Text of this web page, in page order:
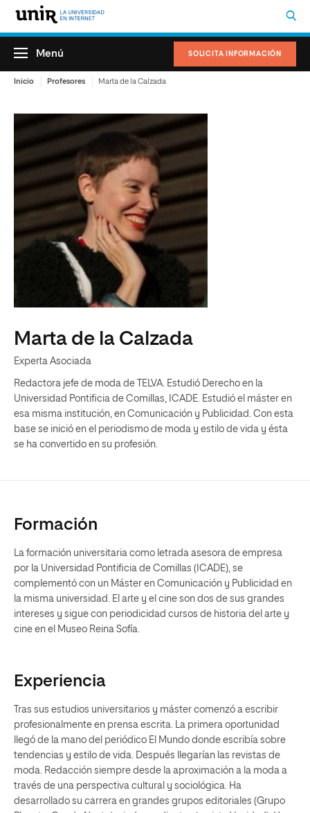
SOLICITA INFORMACIÓN
Menú
Inicio Profesores Marta de la Calzada
Marta de la Calzada
Experta Asociada
Redactora jefe de moda de TELVA. Estudió Derecho en la
Universidad Pontificia de Comillas, ICADE. Estudió el máster en
esa misma institución, en Comunicación y Publicidad. Con esta
base se inició en el periodismo de moda y estilo de vida y ésta
se ha convertido en su profesión.
Formación
La formación universitaria como letrada asesora de empresa
por la Universidad Pontificia de Comillas (ICADE), se
complementó con un Máster en Comunicación y Publicidad en
la misma universidad. El arte y el cine son dos de sus grandes
intereses y sigue con periodicidad cursos de historia del arte y
cine en el Museo Reina Sofía.
Experiencia
Tras sus estudios universitarios y máster comenzó a escribir
profesionalmente en prensa escrita. La primera oportunidad
llegó de la mano del periódico El Mundo donde escribía sobre
tendencias y estilo de vida. Después llegarían las revistas de
moda. Redacción siempre desde la aproximación a la moda a
través de una perspectiva cultural y sociológica. Ha
desarrollado su carrera en grandes grupos editoriales (Grupo